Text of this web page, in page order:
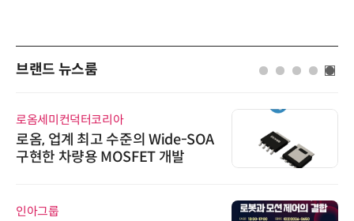
브랜드 뉴스룸
로옴세미컨덕터코리아
로옴, 업계 최고 수준의 Wide-SOA
구현한 차량용 MOSFET 개발
인아그룹